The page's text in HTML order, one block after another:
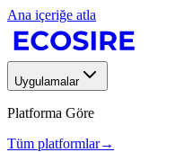
Ana içeriğe atla
Uygulamalar
Platforma Göre
Tüm platformlar→